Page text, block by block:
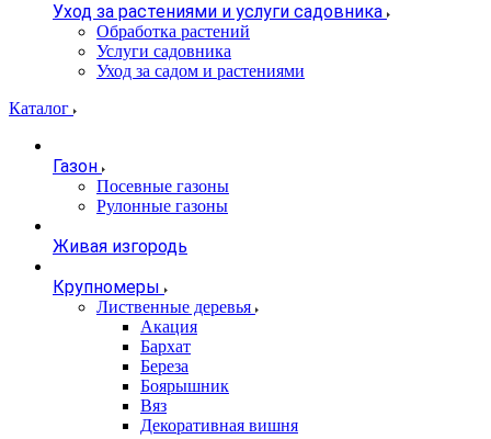
Уход за растениями и услуги садовника
Обработка растений
Услуги садовника
Уход за садом и растениями
Каталог
Газон
Посевные газоны
Рулонные газоны
Живая изгородь
Крупномеры
Лиственные деревья
Акация
Бархат
Береза
Боярышник
Вяз
Декоративная вишня